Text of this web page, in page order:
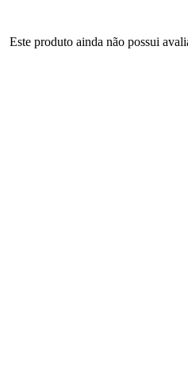
Este produto ainda não possui